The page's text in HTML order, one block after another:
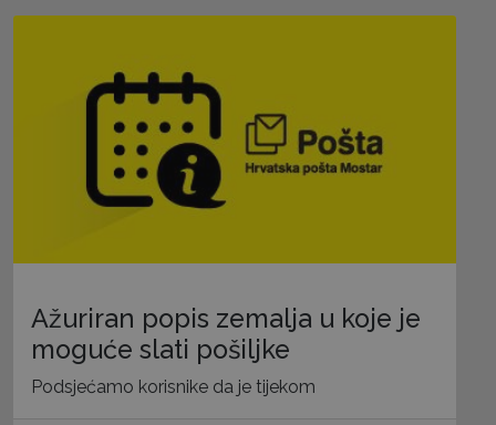
Ažuriran popis zemalja u koje je
moguće slati pošiljke
Podsjećamo korisnike da je tijekom